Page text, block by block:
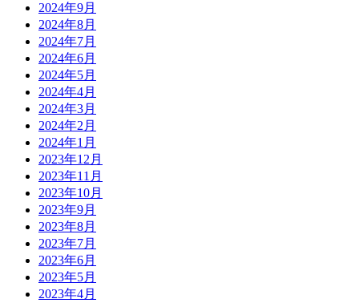
2024年9月
2024年8月
2024年7月
2024年6月
2024年5月
2024年4月
2024年3月
2024年2月
2024年1月
2023年12月
2023年11月
2023年10月
2023年9月
2023年8月
2023年7月
2023年6月
2023年5月
2023年4月